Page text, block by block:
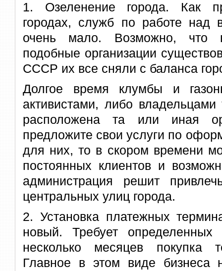
1. Озеленение города. Как
городах, служб по работе над
очень мало. Возможно, что
подобные организации
СССР их все сняли с баланса
Долгое время клумбы и
активистами, либо владельцами
расположена та или иная
предложите свои услуги по
для них, то в скором времени
постоянных клиентов и
администрация решит
центральных улиц города.
2. Установка платежных
новый. Требует
несколько месяцев покупка
Главное в этом виде бизнеса